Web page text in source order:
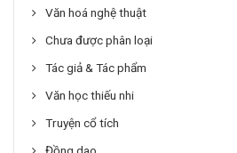
Văn hoá nghệ thuật
Chưa được phân loại
Tác giả & Tác phẩm
Văn học thiếu nhi
Truyện cổ tích